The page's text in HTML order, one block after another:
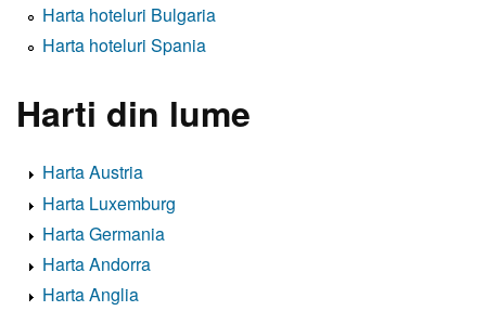
Harta hoteluri Bulgaria
Harta hoteluri Spania
Harti din lume
Harta Austria
Harta Luxemburg
Harta Germania
Harta Andorra
Harta Anglia